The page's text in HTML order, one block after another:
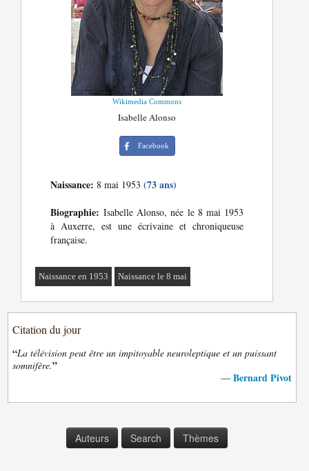
Wikimedia Commons
Isabelle Alonso
Facebook
Naissance: 8 mai 1953(73 ans)
Biographie: Isabelle Alonso, née le 8 mai 1953
à Auxerre, est une écrivaine et chroniqueuse
française.
Naissance en 1953 Naissance le 8 mai
Citation du jour
“La télévision peut être un impitoyable neuroleptique et un puissant
somnifère.”
— Bernard Pivot
Auteurs Search Thèmes